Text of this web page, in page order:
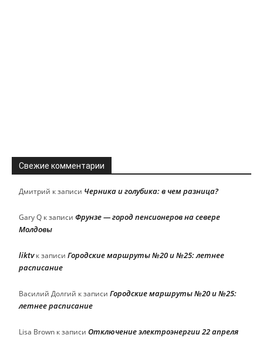
Свежие комментарии
Дмитрий к записи Черника и голубика: в чем разница?
Gary Q к записи Фрунзе — город пенсионеров на севере
Молдовы
liktvк записи Городские маршруты №20 и №25: летнее
расписание
Василий Долгий к записи Городские маршруты №20 и №25:
летнее расписание
Lisa Brown к записи Отключение электроэнергии 22 апреля